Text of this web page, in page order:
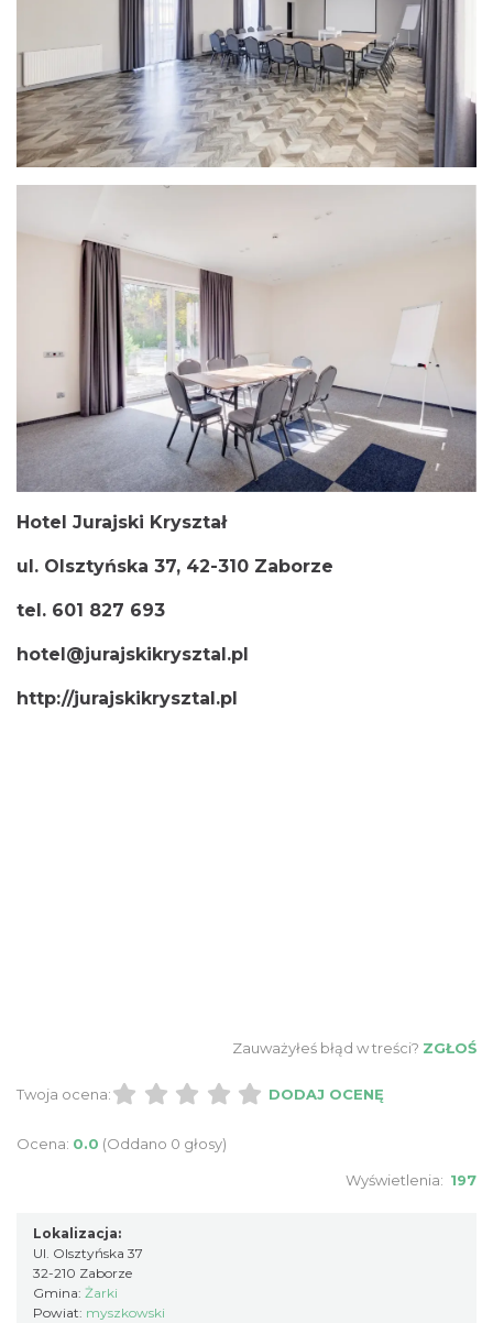
Hotel Jurajski Kryształ
ul. Olsztyńska 37, 42-310 Zaborze
tel. 601 827 693
hotel@jurajskikrysztal.pl
http://jurajskikrysztal.pl
Zauważyłeś błąd w treści? ZGŁOŚ
Twoja ocena: DODAJ OCENĘ
Ocena: 0.0 (Oddano 0 głosy)
Wyświetlenia: 197
Lokalizacja:
Ul. Olsztyńska 37
32-210 Zaborze
Gmina: Żarki
Powiat: myszkowski